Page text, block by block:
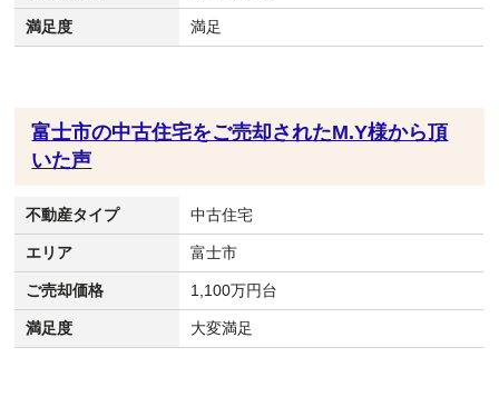
満足度 満足
富士市の中古住宅をご売却されたM.Y様から頂
いた声
不動産タイプ 中古住宅
エリア 富士市
ご売却価格 1,100万円台
満足度 大変満足